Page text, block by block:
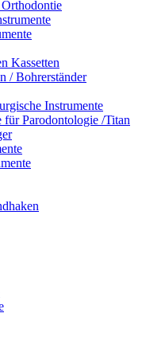
Kassetten
/ Bohrerständer
Instrumente
für Parodontologie /Titan